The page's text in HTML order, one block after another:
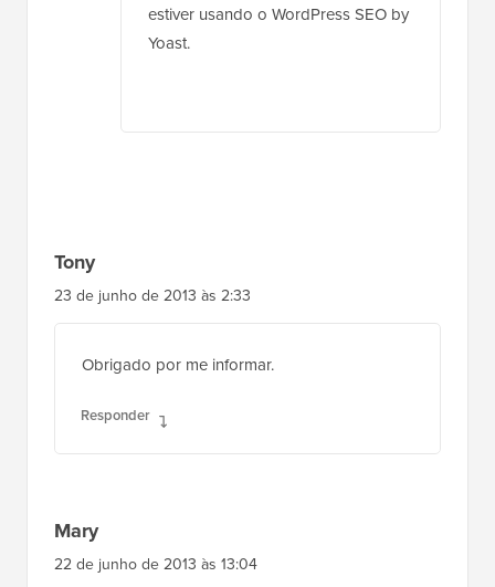
estiver usando o WordPress SEO by
Yoast.
Tony
23 de junho de 2013 às 2:33
Obrigado por me informar.
Responder
Mary
22 de junho de 2013 às 13:04